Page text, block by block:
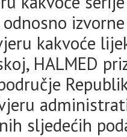
kakvoće
HALMED
sljedećih